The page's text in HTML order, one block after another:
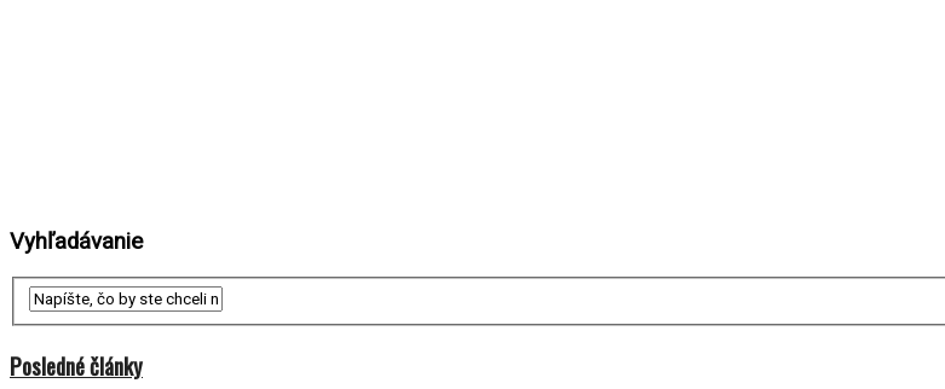
Vyhľadávanie
Posledné články